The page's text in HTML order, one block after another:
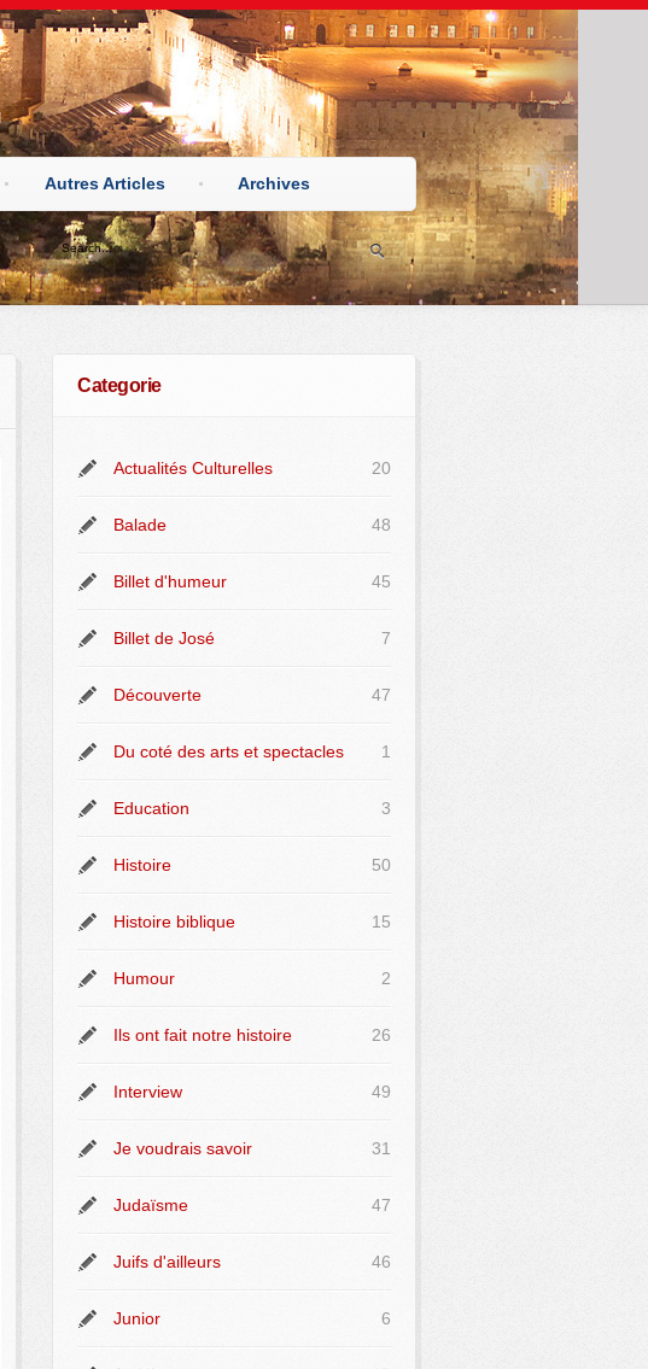
Autres Articles Archives
Categorie
Actualités Culturelles 20
Balade 48
Billet d'humeur 45
Billet de José 7
Découverte 47
Du coté des arts et spectacles 1
Education 3
Histoire 50
Histoire biblique 15
Humour 2
Ils ont fait notre histoire 26
Interview 49
Je voudrais savoir 31
Judaïsme 47
Juifs d'ailleurs 46
Junior 6